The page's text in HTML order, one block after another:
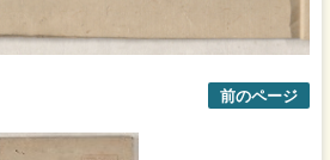
前のページ